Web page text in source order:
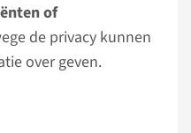
of
de privacy kunnen
over geven.